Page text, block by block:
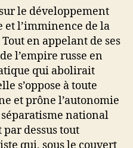
le développement
et l’imminence de la
en appelant de ses
l’empire russe en
qui abolirait
s’oppose à toute
et prône l’autonomie
national
dessus tout